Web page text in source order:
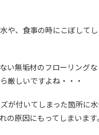
や、食事の時にこぼして
い無垢材のフローリング
厳しいですよね・・・
が付いてしまった箇所に
の原因にもってしまいます。